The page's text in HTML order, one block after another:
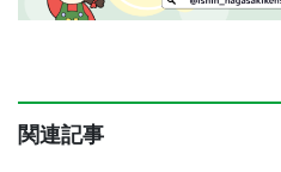
関連記事